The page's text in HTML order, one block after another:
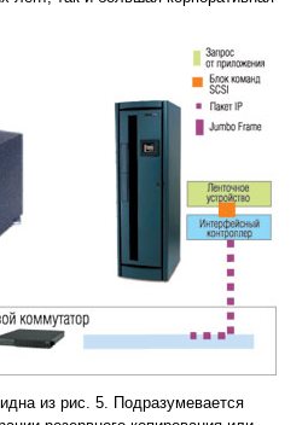
из рис. 5. Подразумевается